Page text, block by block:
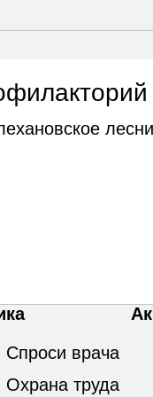
Спроси врача
Охрана труда